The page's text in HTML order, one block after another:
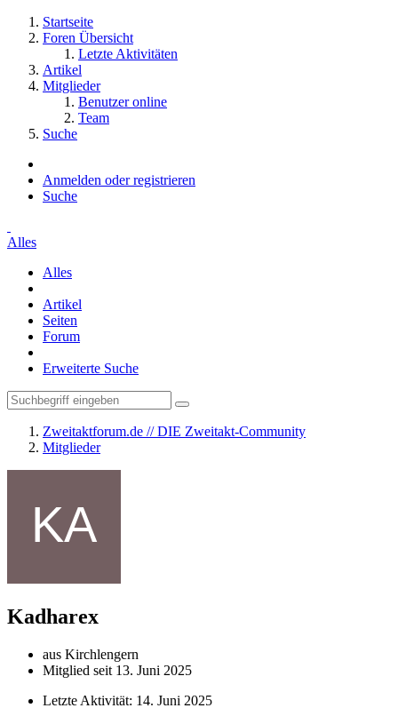
Startseite
Foren Übersicht
Letzte Aktivitäten
Artikel
Mitglieder
Benutzer online
Team
Suche
Anmelden oder registrieren
Suche
Alles
Alles
Artikel
Seiten
Forum
Erweiterte Suche
Zweitaktforum.de // DIE Zweitakt-Community
Mitglieder
Kadharex
aus Kirchlengern
Mitglied seit 13. Juni 2025
Letzte Aktivität: 14. Juni 2025